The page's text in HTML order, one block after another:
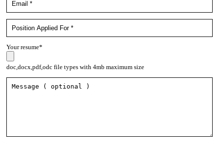
Your resume*
doc,docx,pdf,odc file types with 4mb maximum size